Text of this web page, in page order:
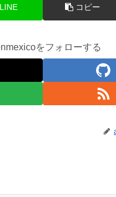
LINE コピー
をフォローする